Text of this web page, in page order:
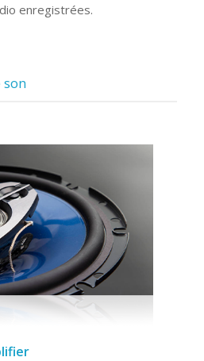
enregistrées.